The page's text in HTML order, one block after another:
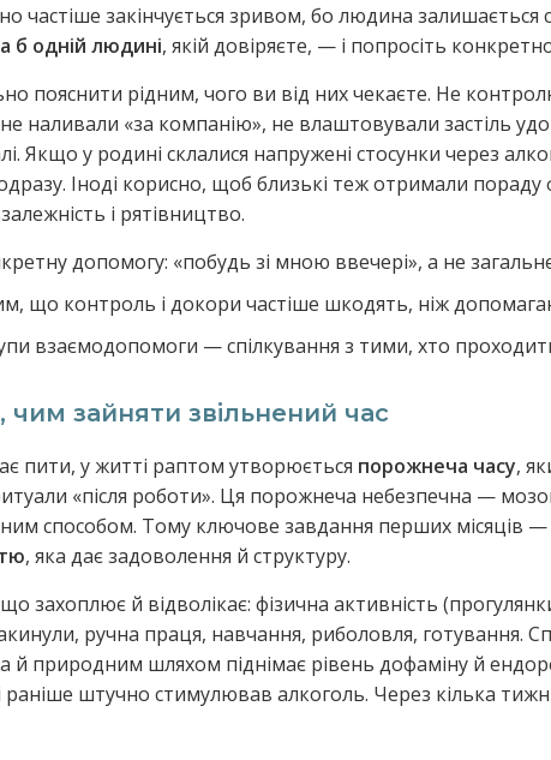
частіше закінчується зривом, бо людина залишається
б одній людині, якій довіряєте, — і попросіть
пояснити рідним, чого ви від них чекаєте. Не
наливали «за компанію», не влаштовували застіль
Якщо у родині склалися напружені стосунки через
Іноді корисно, щоб близькі теж отримали пораду
і рятівництво.
допомогу: «побудь зі мною ввечері», а не
що контроль і докори частіше шкодять, ніж
взаємодопомоги — спілкування з тими, хто
чим зайняти звільнений час
пити, у житті раптом утворюється порожнеча часу,
«після роботи». Ця порожнеча небезпечна —
способом. Тому ключове завдання перших місяців
, яка дає задоволення й структуру.
захоплює й відволікає: фізична активність
ручна праця, навчання, риболовля, готування.
й природним шляхом піднімає рівень дофаміну й
раніше штучно стимулював алкоголь. Через кілька